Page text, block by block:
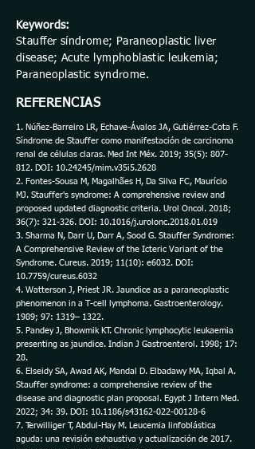
Keywords:
Stauffer síndrome; Paraneoplastic liver
disease; Acute lymphoblastic leukemia;
Paraneoplastic syndrome.
REFERENCIAS
1. Núñez-Barreiro LR, Echave-Ávalos JA, Gutiérrez-Cota F.
Síndrome de Stauffer como manifestación de carcinoma
renal de células claras. Med Int Méx. 2019; 35(5): 807-
812. DOI: 10.24245/mim.v35i5.2628
2. Fontes-Sousa M, Magalhães H, Da Silva FC, Maurício
MJ. Stauffer's syndrome: A comprehensive review and
proposed updated diagnostic criteria. Urol Oncol. 2018;
36(7): 321-326. DOI: 10.1016/j.urolonc.2018.01.019
3. Sharma N, Darr U, Darr A, Sood G. Stauffer Syndrome:
A Comprehensive Review of the Icteric Variant of the
Syndrome. Cureus. 2019; 11(10): e6032. DOI:
10.7759/cureus.6032
4. Watterson J, Priest JR. Jaundice as a paraneoplastic
phenomenon in a T-cell lymphoma. Gastroenterology.
1989; 97: 1319– 1322.
5. Pandey J, Bhowmik KT. Chronic lymphocytic leukaemia
presenting as jaundice. Indian J Gastroenterol. 1998; 17:
28.
6. Elseidy SA, Awad AK, Mandal D. Elbadawy MA, Iqbal A.
Stauffer syndrome: a comprehensive review of the
disease and diagnostic plan proposal. Egypt J Intern Med.
2022; 34: 39. DOI: 10.1186/s43162-022-00128-6
7. Terwilliger T, Abdul-Hay M. Leucemia linfoblástica
aguda: una revisión exhaustiva y actualización de 2017.